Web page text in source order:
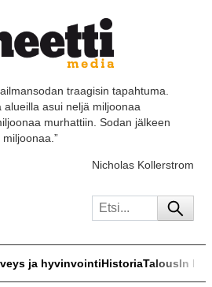
traagisin tapahtuma.
asui neljä miljoonaa
murhattiin. Sodan jälkeen
Nicholas Kollerstrom
ja hyvinvointiHistoriaTalousIn